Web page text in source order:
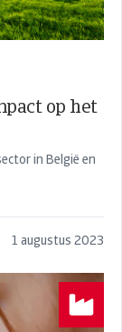
op het
in België en
1 augustus 2023